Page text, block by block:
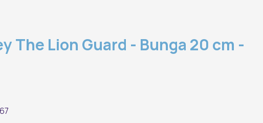
The Lion Guard - Bunga 20 cm -